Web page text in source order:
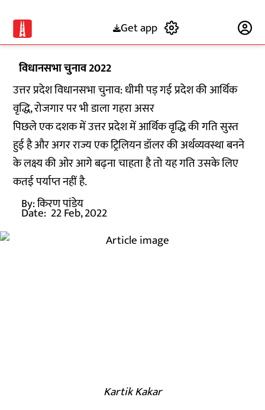
Get app
विधानसभा चुनाव 2022
उत्तर प्रदेश विधानसभा चुनाव: धीमी पड़ गई प्रदेश की आर्थिक
वृद्धि, रोजगार पर भी डाला गहरा असर
पिछले एक दशक में उत्तर प्रदेश में आर्थिक वृद्धि की गति सुस्त
हुई है और अगर राज्य एक ट्रिलियन डॉलर की अर्थव्यवस्था बनने
के लक्ष्य की ओर आगे बढ़ना चाहता है तो यह गति उसके लिए
कतई पर्याप्त नहीं है.
By:किरण पांडेय
Date: 22 Feb, 2022
Kartik Kakar